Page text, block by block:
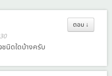
ตอบ ↓
นิดใดบ้างครับ